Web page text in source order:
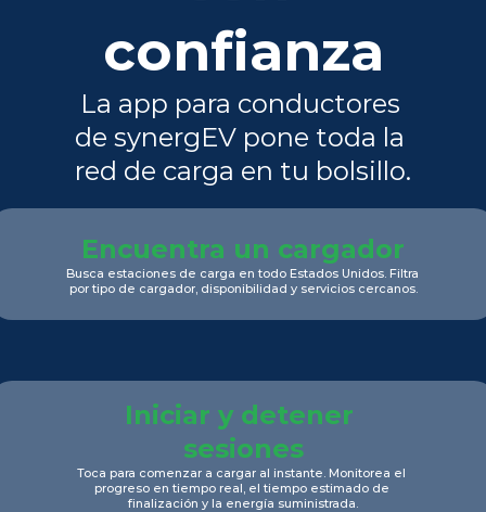
confianza
La app para conductores
de synergEV pone toda la
red de carga en tu bolsillo.
Encuentra un cargador
Busca estaciones de carga en todo Estados Unidos. Filtra
por tipo de cargador, disponibilidad y servicios cercanos.
Iniciar y detener
sesiones
Toca para comenzar a cargar al instante. Monitorea el
progreso en tiempo real, el tiempo estimado de
finalización y la energía suministrada.